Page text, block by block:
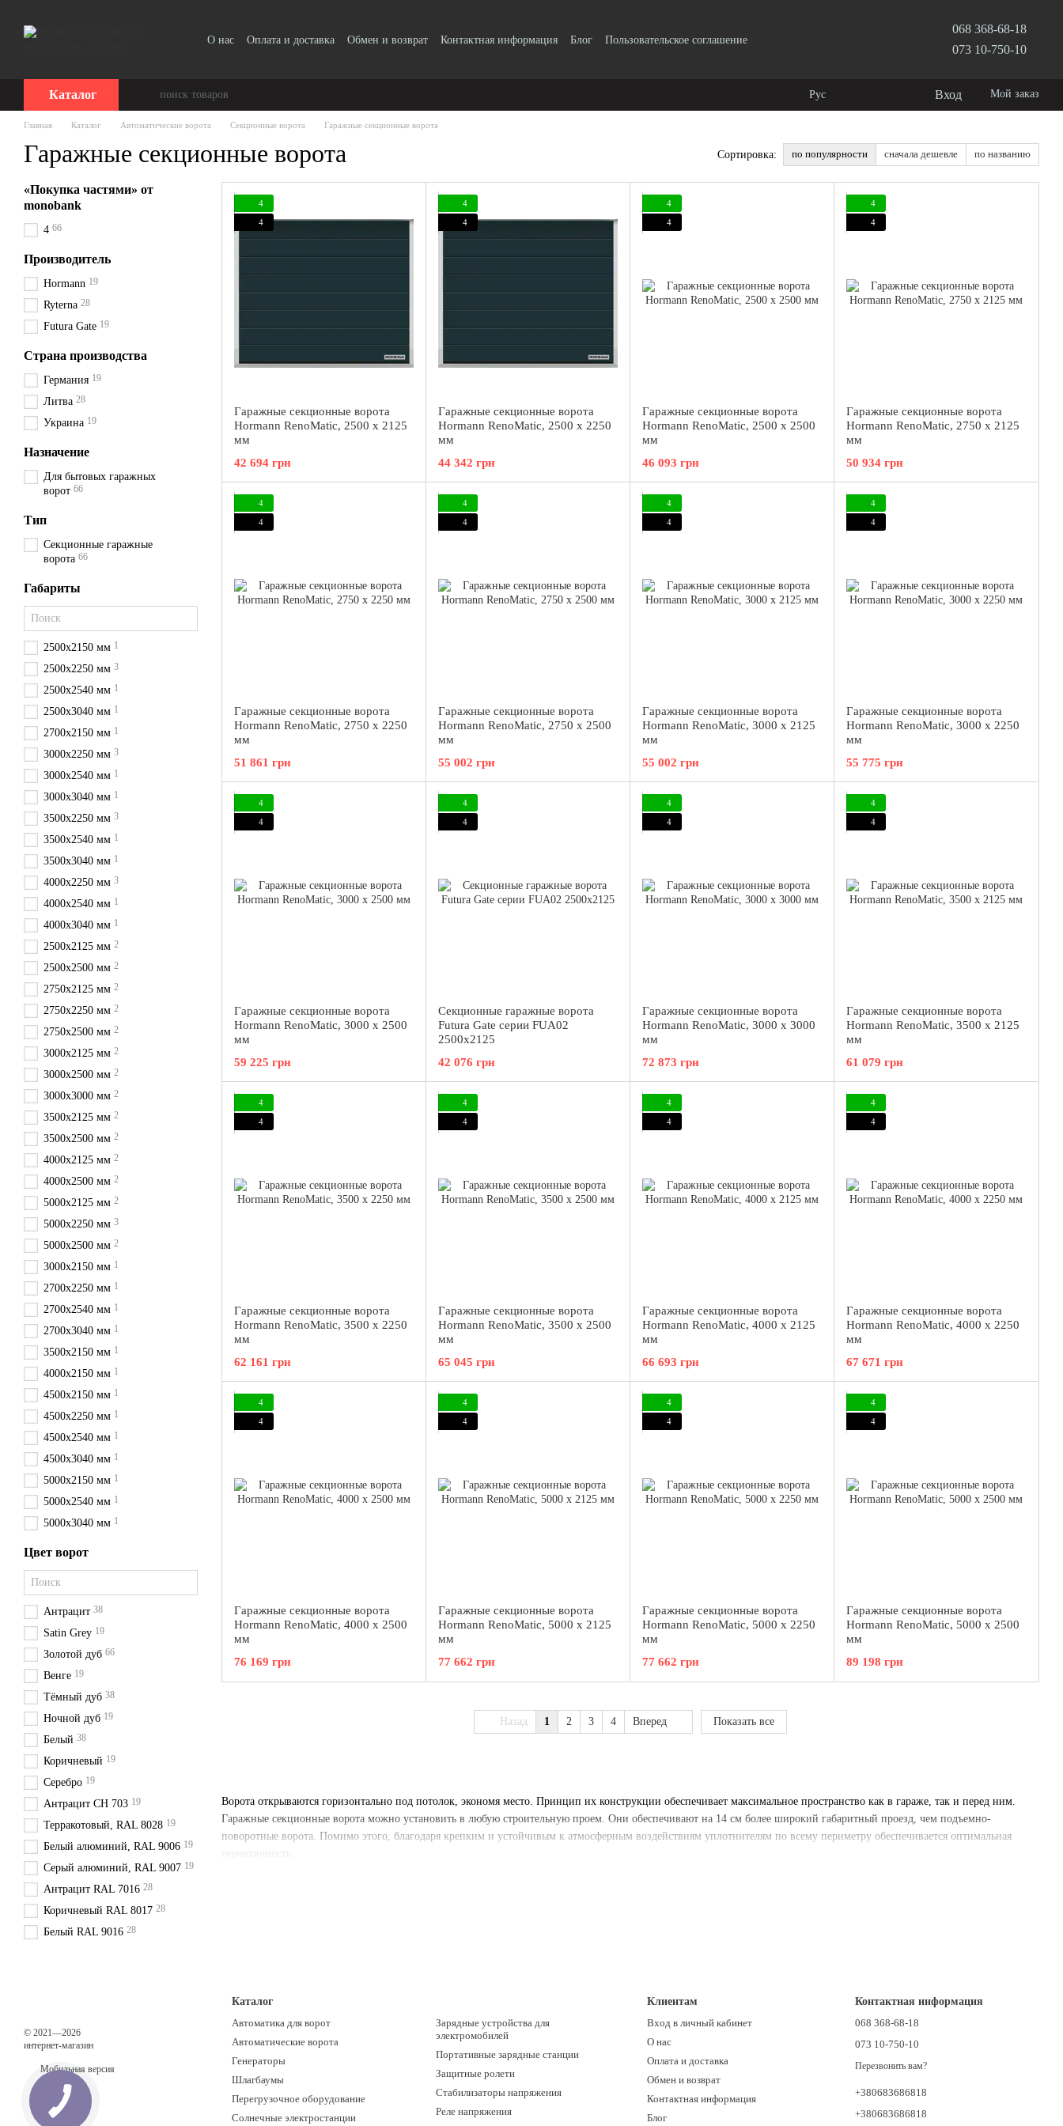
О нас Оплата и доставка Обмен и возврат Контактная информация Блог
Пользовательское соглашение
068 368-68-18
073 10-750-10
Каталог Рус Вход Мой заказ
Главная Каталог Автоматические ворота Секционные ворота Гаражные секционные ворота
Гаражные секционные ворота Сортировка: по популярности сначала дешевле по названию
Ворота открываются горизонтально под потолок, экономя место. Принцип их конструкции обеспечивает максимальное пространство как в гараже, так и перед ним.
Гаражные секционные ворота можно установить в любую строительную проем. Они обеспечивают на 14 см более широкий габаритный проезд, чем подъемно-
поворотные ворота. Помимо этого, благодаря крепким и устойчивым к атмосферным воздействиям уплотнителям по всему периметру обеспечивается оптимальная
герметичность.
4
4
Гаражные секционные ворота
Hormann RenoMatic, 2500 x 2125
мм
42 694 грн
4
4
Гаражные секционные ворота
Hormann RenoMatic, 2500 x 2250
мм
44 342 грн
4
4
Гаражные секционные ворота
Hormann RenoMatic, 2500 x 2500
мм
46 093 грн
4
4
Гаражные секционные ворота
Hormann RenoMatic, 2750 x 2125
мм
50 934 грн
4
4
Гаражные секционные ворота
Hormann RenoMatic, 2750 x 2250
мм
51 861 грн
4
4
Гаражные секционные ворота
Hormann RenoMatic, 2750 x 2500
мм
55 002 грн
4
4
Гаражные секционные ворота
Hormann RenoMatic, 3000 x 2125
мм
55 002 грн
4
4
Гаражные секционные ворота
Hormann RenoMatic, 3000 x 2250
мм
55 775 грн
4
4
Гаражные секционные ворота
Hormann RenoMatic, 3000 x 2500
мм
59 225 грн
4
4
Секционные гаражные ворота
Futura Gate серии FUA02
2500х2125
42 076 грн
4
4
Гаражные секционные ворота
Hormann RenoMatic, 3000 x 3000
мм
72 873 грн
4
4
Гаражные секционные ворота
Hormann RenoMatic, 3500 x 2125
мм
61 079 грн
4
4
Гаражные секционные ворота
Hormann RenoMatic, 3500 x 2250
мм
62 161 грн
4
4
Гаражные секционные ворота
Hormann RenoMatic, 3500 x 2500
мм
65 045 грн
4
4
Гаражные секционные ворота
Hormann RenoMatic, 4000 x 2125
мм
66 693 грн
4
4
Гаражные секционные ворота
Hormann RenoMatic, 4000 x 2250
мм
67 671 грн
4
4
Гаражные секционные ворота
Hormann RenoMatic, 4000 x 2500
мм
76 169 грн
4
4
Гаражные секционные ворота
Hormann RenoMatic, 5000 x 2125
мм
77 662 грн
4
4
Гаражные секционные ворота
Hormann RenoMatic, 5000 x 2250
мм
77 662 грн
4
4
Гаражные секционные ворота
Hormann RenoMatic, 5000 x 2500
мм
89 198 грн
Назад 1 2 3 4 Вперед Показать все
«Покупка частями» от
monobank
4 66
Производитель
Hormann 19
Ryterna 28
Futura Gate 19
Страна производства
Германия 19
Литва 28
Украина 19
Назначение
Для бытовых гаражных
ворот 66
Тип
Секционные гаражные
ворота 66
Габариты
2500х2150 мм 1
2500х2250 мм 3
2500х2540 мм 1
2500х3040 мм 1
2700х2150 мм 1
3000х2250 мм 3
3000х2540 мм 1
3000х3040 мм 1
3500х2250 мм 3
3500х2540 мм 1
3500х3040 мм 1
4000х2250 мм 3
4000х2540 мм 1
4000х3040 мм 1
2500х2125 мм 2
2500х2500 мм 2
2750х2125 мм 2
2750х2250 мм 2
2750х2500 мм 2
3000х2125 мм 2
3000х2500 мм 2
3000х3000 мм 2
3500х2125 мм 2
3500х2500 мм 2
4000х2125 мм 2
4000х2500 мм 2
5000х2125 мм 2
5000х2250 мм 3
5000х2500 мм 2
3000х2150 мм 1
2700х2250 мм 1
2700х2540 мм 1
2700х3040 мм 1
3500х2150 мм 1
4000х2150 мм 1
4500х2150 мм 1
4500х2250 мм 1
4500х2540 мм 1
4500х3040 мм 1
5000х2150 мм 1
5000х2540 мм 1
5000х3040 мм 1
Цвет ворот
Антрацит 38
Satin Grey 19
Золотой дуб 66
Венге 19
Тёмный дуб 38
Ночной дуб 19
Белый 38
Коричневый 19
Серебро 19
Антрацит CH 703 19
Терракотовый, RAL 8028 19
Белый алюминий, RAL 9006 19
Серый алюминий, RAL 9007 19
Антрацит RAL 7016 28
Коричневый RAL 8017 28
Белый RAL 9016 28
© 2021—2026
интернет-магазин
Мобильная версия
Каталог
Автоматика для ворот
Автоматические ворота
Генераторы
Шлагбаумы
Перегрузочное оборудование
Солнечные электростанции
Зарядные устройства для
электромобилей
Портативные зарядные станции
Защитные ролети
Стабилизаторы напряжения
Реле напряжения
Клиентам
Вход в личный кабинет
О нас
Оплата и доставка
Обмен и возврат
Контактная информация
Блог
Контактная информация
068 368-68-18
073 10-750-10
Перезвонить вам?
+380683686818
+380683686818